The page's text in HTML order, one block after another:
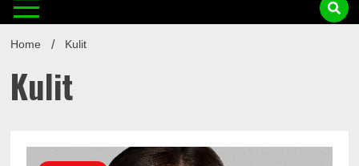
Home Kulit
Kulit